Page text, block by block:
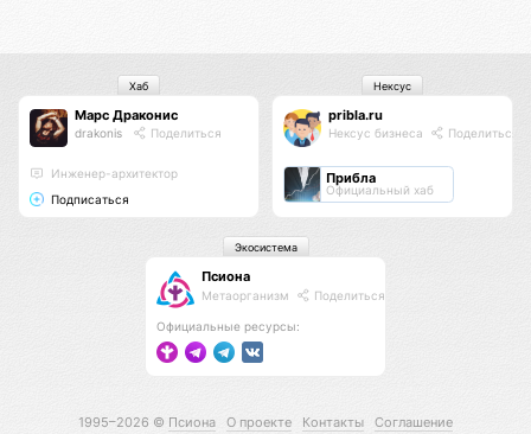
Марс Драконис
drakonis Поделиться
Инженер-архитектор
Подписаться
Хаб
pribla.ru
Нексус бизнеса Поделиться
Прибла
Официальный хаб
Нексус
Псиона
Метаорганизм Поделиться
Официальные ресурсы:
Экосистема
1995–2026 © Псиона О проекте Контакты Соглашение